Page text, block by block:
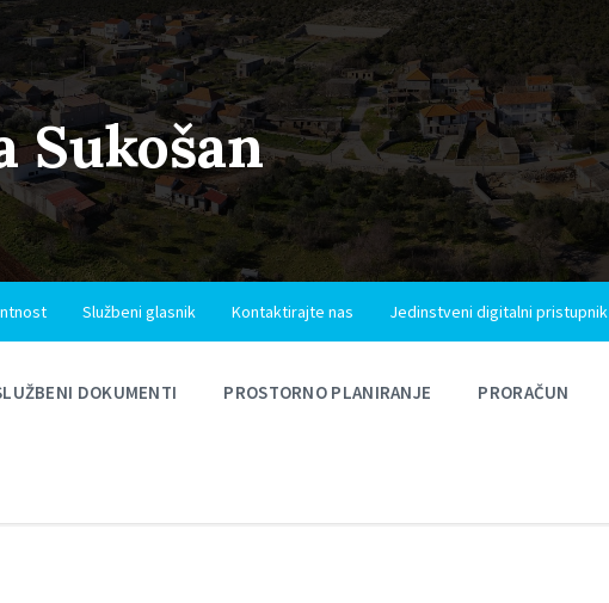
Sukošan
Službeni glasnik Kontaktirajte nas Jedinstveni digitalni pristupnik
DOKUMENTI PROSTORNO PLANIRANJE PRORAČUN